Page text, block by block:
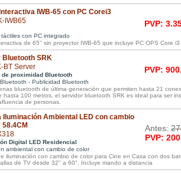
IWB-65 con PC Corei3
IWB65
con PC integrado
PVP:
de 65" sin proyector IWB-65 que incluye PC OPS Core
Bluetooth SRK
BT Server
de proximidad Bluetooth
- Publicidad Bluetooth
PVP:
bluetooth de última generación que permiten hasta 21
hasta 100 metros, el servidor bluetooth SRK es ideal para ser
de personas.
Iluminación Ambiental LED con cambio
Digital LED Residencial
ambiental con cambio de color
Antes:
PVP:
iluminación con cambio de color para Cine en Casa con dos
de TV desde 32" a 60". Incluye mando a distancia